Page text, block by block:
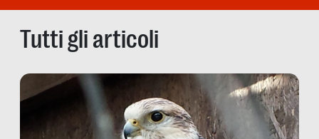
Tutti gli articoli